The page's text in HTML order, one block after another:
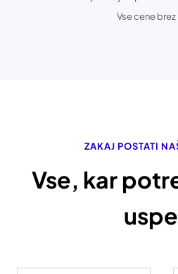
Vse cene brez
ZAKAJ POSTATI
Vse, kar